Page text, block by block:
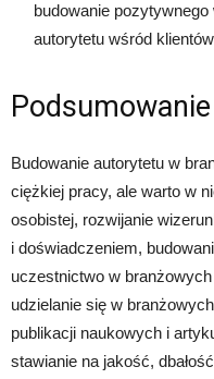
budowanie
autorytetu wśród
Podsumowanie
Budowanie autorytetu w
ciężkiej pracy, ale warto w
osobistej, rozwijanie
i doświadczeniem,
uczestnictwo w
udzielanie się w
publikacji naukowych i
stawianie na jakość,